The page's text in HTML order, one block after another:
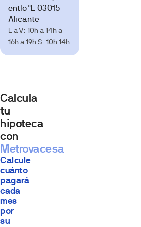
todo»,
cerca
del
mar,
y
de
la
montaña
y
próximo
a
municipios
importantes
como
Mutxamel,
El
entlo ºE 03015
Alicante
L a V: 10h a 14h a
16h a 19h S: 10h 14h
Calcula
tu
hipoteca
con
Metrovacesa
Calcule
cuánto
pagará
cada
mes
por
su